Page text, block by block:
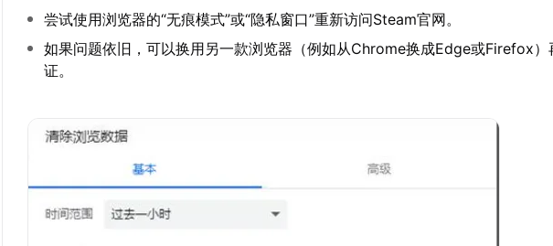
尝试使用浏览器的“无痕模式”或“隐私窗口”重新访问Steam官网。
如果问题依旧，可以换用另一款浏览器（例如从Chrome换成Edge或Firefox）
证。